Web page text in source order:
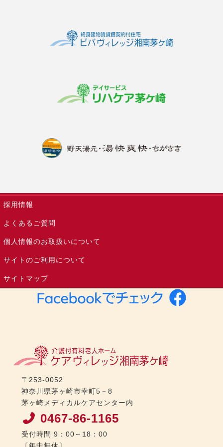
採用情報
よくあるご質問
個人情報のお取扱いについて
サイトのご利用について
サイトマップ
〒253-0052
神奈川県茅ヶ崎市幸町5－8
茅ヶ崎メディカルケアセンター内
0467-86-1165
受付時間 9：00～18：00
〔年中無休〕